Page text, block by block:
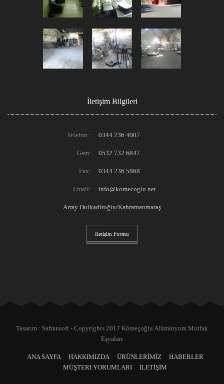
İletişim Bilgileri
Telefon : 0344 236 4007
Gsm: 0532 732 6847
Fax: 0344 236 5868
Email: info@komecoglu.net
Array Dulkadiroğlu/Kahramanmaraş
İletişim Formu
Tasarım : Safransoft - Copyrights 2017 Kömeçoğlu Alüminyum Mutfak
Eşyaları
ANA SAYFA HAKKIMIZDA ÜRÜNLERİMİZ
HABERLER
MÜŞTERI YORUMLARI
İLETİŞİM